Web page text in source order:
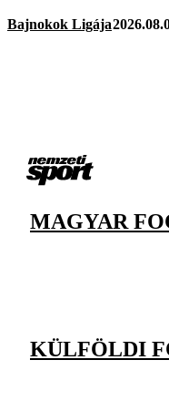
Bajnokok Ligája
MAGYAR
KÜLFÖLDI